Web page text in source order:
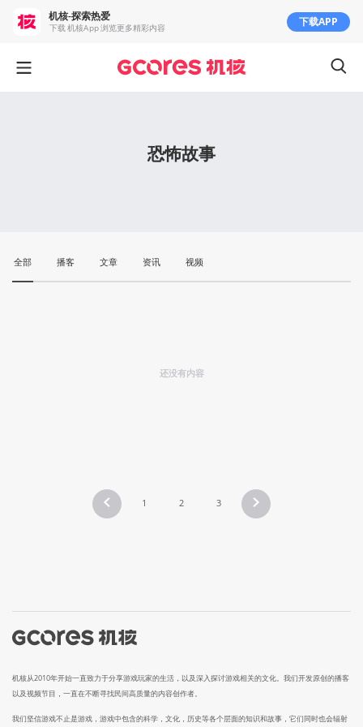
恐怖故事
全部 播客 文章 资讯 视频
还没有内容
1 2 3
机核从2010年开始一直致力于分享游戏玩家的生活，以及深入探讨游戏相关的文化。我们开发原创的播客
以及视频节目，一直在不断寻找民间高质量的内容创作者。
我们坚信游戏不止是游戏，游戏中包含的科学，文化，历史等各个层面的知识和故事，它们同时也会辐射
机核-探索热爱
下载 机核App 浏览更多精彩内容 下载APP